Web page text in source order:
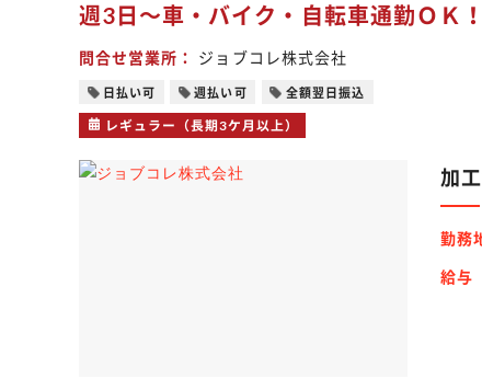
週3日～車・バイク・自転車通勤Ｏ
問合せ営業所 ジョブコレ株式会社
日払い可 週払い可 全額翌日振込
レギュラー（長期3ケ月以上）
加
勤務
給与